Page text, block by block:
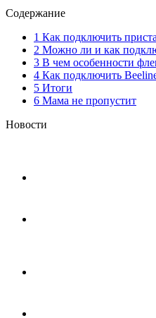
Содержание
1 Как подключить
2 Можно ли и как
3 В чем особенности
4 Как подключить
5 Итоги
6 Мама не пропустит
Новости